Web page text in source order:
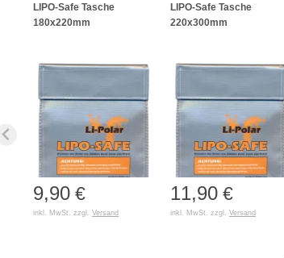
LIPO-Safe Tasche
180x220mm
9,90 €
inkl. MwSt. zzgl. Versand
LIPO-Safe Tasche
220x300mm
11,90 €
inkl. MwSt. zzgl. Versand